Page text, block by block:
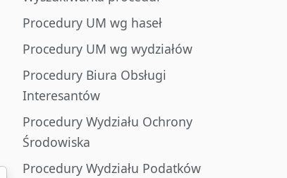
Procedury UM wg haseł
Procedury UM wg wydziałów
Procedury Biura Obsługi
Interesantów
Procedury Wydziału Ochrony
Środowiska
Procedury Wydziału Podatków